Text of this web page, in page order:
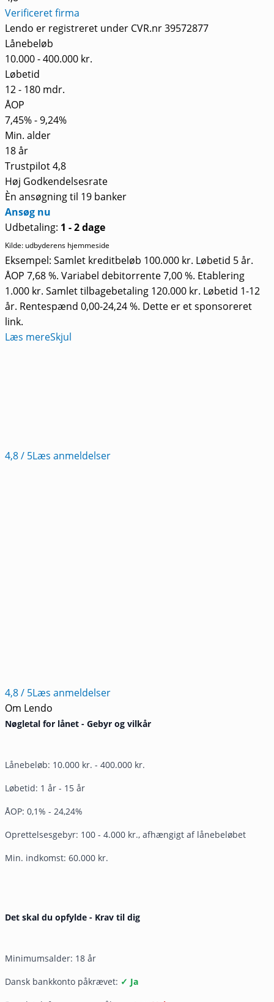
Verificeret firma
Lendo er registreret under CVR.nr 39572877
Lånebeløb
10.000 - 400.000 kr.
Løbetid
12 - 180 mdr.
ÅOP
7,45% - 9,24%
Min. alder
18 år
Trustpilot 4,8
Høj Godkendelsesrate
Èn ansøgning til 19 banker
Ansøg nu
Udbetaling: 1 - 2 dage
Kilde: udbyderens hjemmeside
Eksempel: Samlet kreditbeløb 100.000 kr. Løbetid 5 år.
ÅOP 7,68 %. Variabel debitorrente 7,00 %. Etablering
1.000 kr. Samlet tilbagebetaling 120.000 kr. Løbetid 1-12
år. Rentespænd 0,00-24,24 %. Dette er et sponsoreret
link.
Læs mereSkjul
4,8/ 5Læs anmeldelser
4,8/ 5Læs anmeldelser
Om Lendo
Nøgletal for lånet - Gebyr og vilkår
Lånebeløb: 10.000 kr. - 400.000 kr.
Løbetid: 1 år - 15 år
ÅOP: 0,1% - 24,24%
Oprettelsesgebyr: 100 - 4.000 kr., afhængigt af lånebeløbet
Min. indkomst: 60.000 kr.
Det skal du opfylde - Krav til dig
Minimumsalder: 18 år
Dansk bankkonto påkrævet: ✓ Ja